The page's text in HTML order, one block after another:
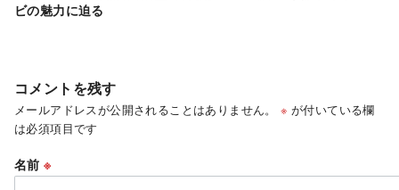
ビの魅力に迫る
コメントを残す
メールアドレスが公開されることはありません。 ※ が付いている欄
は必須項目です
名前※